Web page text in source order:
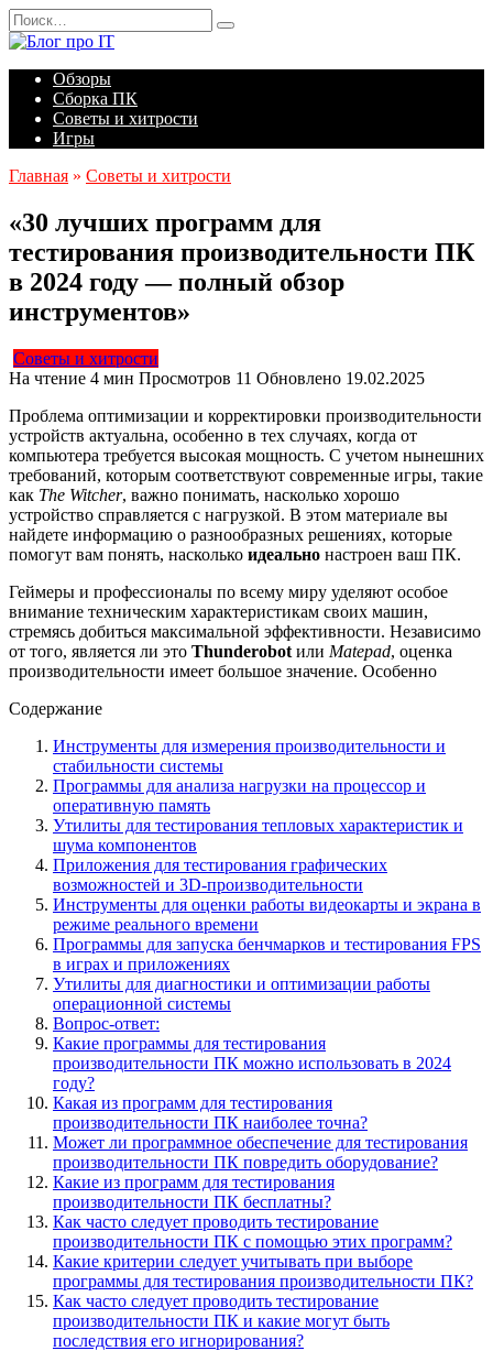
Перейти
к
содержанию
Search
for:
Обзоры
Сборка ПК
Советы и хитрости
Игры
Главная » Советы и хитрости
«30 лучших программ для
тестирования производительности ПК
в 2024 году — полный обзор
инструментов»
Советы и хитрости
На чтение 4 мин Просмотров 11 Обновлено 19.02.2025
Проблема оптимизации и корректировки производительности
устройств актуальна, особенно в тех случаях, когда от
компьютера требуется высокая мощность. С учетом нынешних
требований, которым соответствуют современные игры, такие
как The Witcher, важно понимать, насколько хорошо
устройство справляется с нагрузкой. В этом материале вы
найдете информацию о разнообразных решениях, которые
помогут вам понять, насколько идеально настроен ваш ПК.
Геймеры и профессионалы по всему миру уделяют особое
внимание техническим характеристикам своих машин,
стремясь добиться максимальной эффективности. Независимо
от того, является ли это Thunderobot или Matepad, оценка
производительности имеет большое значение. Особенно
Содержание
Инструменты для измерения производительности и
стабильности системы
Программы для анализа нагрузки на процессор и
оперативную память
Утилиты для тестирования тепловых характеристик и
шума компонентов
Приложения для тестирования графических
возможностей и 3D-производительности
Инструменты для оценки работы видеокарты и экрана в
режиме реального времени
Программы для запуска бенчмарков и тестирования FPS
в играх и приложениях
Утилиты для диагностики и оптимизации работы
операционной системы
Вопрос-ответ:
Какие программы для тестирования
производительности ПК можно использовать в 2024
году?
Какая из программ для тестирования
производительности ПК наиболее точна?
Может ли программное обеспечение для тестирования
производительности ПК повредить оборудование?
Какие из программ для тестирования
производительности ПК бесплатны?
Как часто следует проводить тестирование
производительности ПК с помощью этих программ?
Какие критерии следует учитывать при выборе
программы для тестирования производительности ПК?
Как часто следует проводить тестирование
производительности ПК и какие могут быть
последствия его игнорирования?